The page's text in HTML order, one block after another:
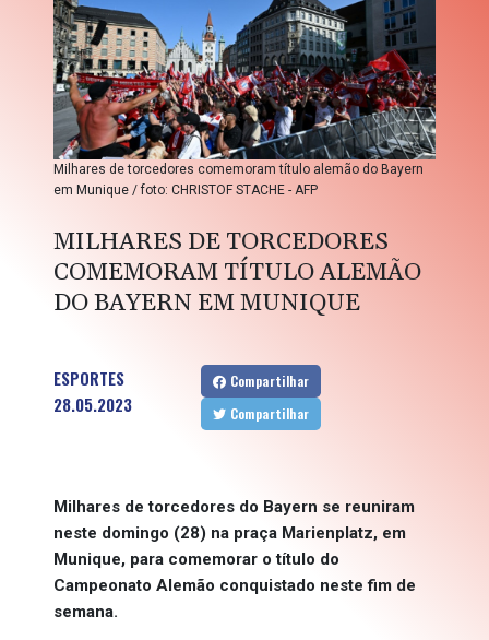
Milhares de torcedores comemoram título alemão do Bayern
em Munique / foto: CHRISTOF STACHE - AFP
MILHARES DE TORCEDORES
COMEMORAM TÍTULO ALEMÃO
DO BAYERN EM MUNIQUE
ESPORTES
28.05.2023
Compartilhar
Compartilhar
Milhares de torcedores do Bayern se reuniram
neste domingo (28) na praça Marienplatz, em
Munique, para comemorar o título do
Campeonato Alemão conquistado neste fim de
semana.